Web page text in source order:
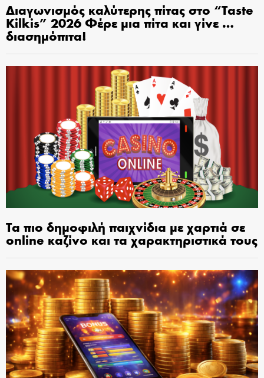
Διαγωνισμός καλύτερης πίτας στο “Taste
Kilkis” 2026 Φέρε μια πίτα και γίνε …
διασημόπιτα!
Τα πιο δημοφιλή παιχνίδια με χαρτιά σε
online καζίνο και τα χαρακτηριστικά τους